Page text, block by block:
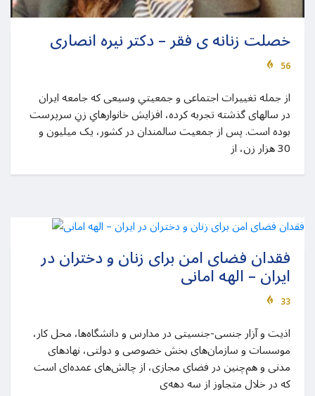
خصلت زنانه ی فقر – دکتر نیره انصاری
56
در سالهای گذشته تجربه کرده، افزایش خانوارهایِ زنِ سرپرست
بوده است. پس از جمعیت سالمندان در کشور، یک میلیون و
30 هزار زن، از
فقدان فضای امن برای زنان و دختران در
ایران – الهه امانی
33
اذیت و آزار جنسی-جنسیتی در مدارس و دانشگاه‌ها، محل کار،
موسسات و سازمان‌های بخش خصوصی و دولتی، نهادهای
مدنی و هم‌چنین در فضای مجازی، از چالش‌های عمده‌ای است
که در خلال متجاوز از سه دهه‌ی